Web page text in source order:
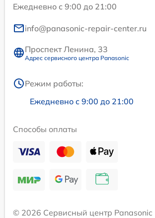
Ежедневно с 9:00 до 21:00
info@panasonic-repair-center.ru
Проспект Ленина, 33
Адрес сервисного центра Panasonic
Режим работы:
Ежедневно с 9:00 до 21:00
Способы оплаты
© 2026 Сервисный центр Panasonic